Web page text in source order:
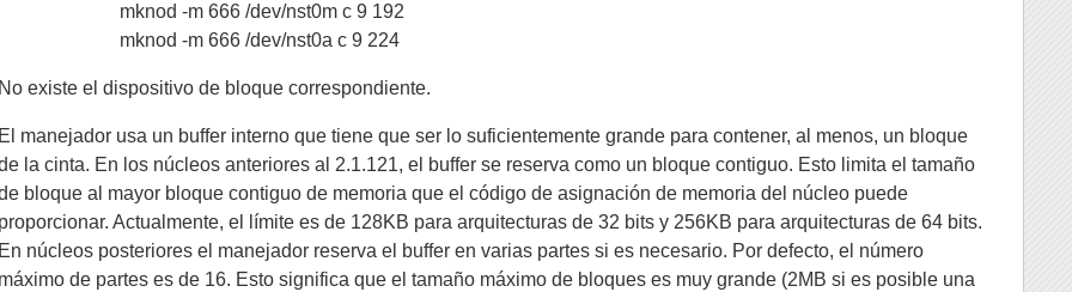
mknod -m 666 /dev/nst0m c 9 192
mknod -m 666 /dev/nst0a c 9 224
No existe el dispositivo de bloque correspondiente.
El manejador usa un buffer interno que tiene que ser lo suficientemente grande para contener, al menos, un bloque
la cinta. En los núcleos anteriores al 2.1.121, el buffer se reserva como un bloque contiguo. Esto limita el tamaño
bloque al mayor bloque contiguo de memoria que el código de asignación de memoria del núcleo puede
proporcionar. Actualmente, el límite es de 128KB para arquitecturas de 32 bits y 256KB para arquitecturas de 64 bits.
En núcleos posteriores el manejador reserva el buffer en varias partes si es necesario. Por defecto, el número
máximo de partes es de 16. Esto significa que el tamaño máximo de bloques es muy grande (2MB si es posible una